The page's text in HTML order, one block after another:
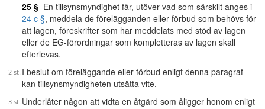
25 § En tillsynsmyndighet får, utöver vad som särskilt anges i
24 c §, meddela de förelägganden eller förbud som behövs för
att lagen, föreskrifter som har meddelats med stöd av lagen
eller de EG-förordningar som kompletteras av lagen skall
efterlevas.
I beslut om föreläggande eller förbud enligt denna paragraf
kan tillsynsmyndigheten utsätta vite.
Underlåter någon att vidta en åtgärd som åligger honom enligt